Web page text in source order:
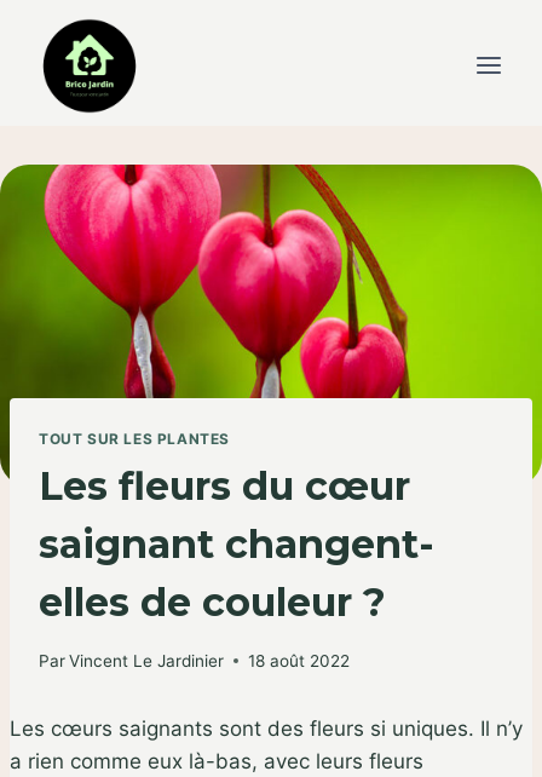
content
TOUT SUR LES PLANTES
Les fleurs du cœur
saignant changent-
elles de couleur ?
ParVincent Le Jardinier 18 août 2022
Les cœurs saignants sont des fleurs si uniques. Il n’y
a rien comme eux là-bas, avec leurs fleurs